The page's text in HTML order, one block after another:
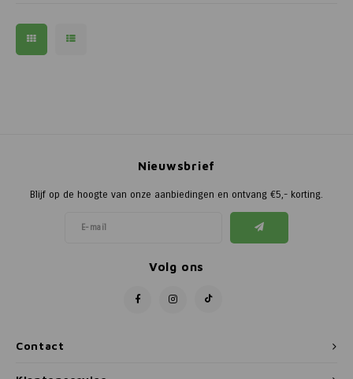
Contact
Nieuwsbrief
Blijf op de hoogte van onze aanbiedingen en ontvang €5,- korting.
Volg ons